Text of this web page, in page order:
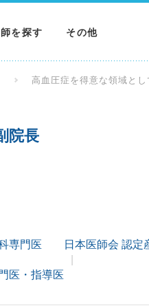
を探す その他
高血圧症を得意な領域と
院長
専門医 日本医師会 認定
医・指導医